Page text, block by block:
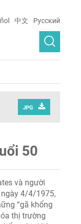
中文 Русский
JPG
50
và người
4/4/1975,
“gã khổng
thị trường